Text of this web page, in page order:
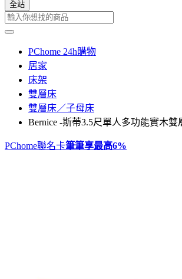
全站
PChome 24h購物
居家
床架
雙層床
雙層床／子母床
Bernice -斯蒂3.5尺單人多功能實木
PChome聯名卡筆筆享最高6%